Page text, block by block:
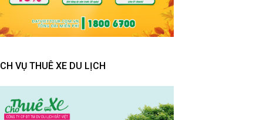
VỤ THUÊ XE DU LỊCH